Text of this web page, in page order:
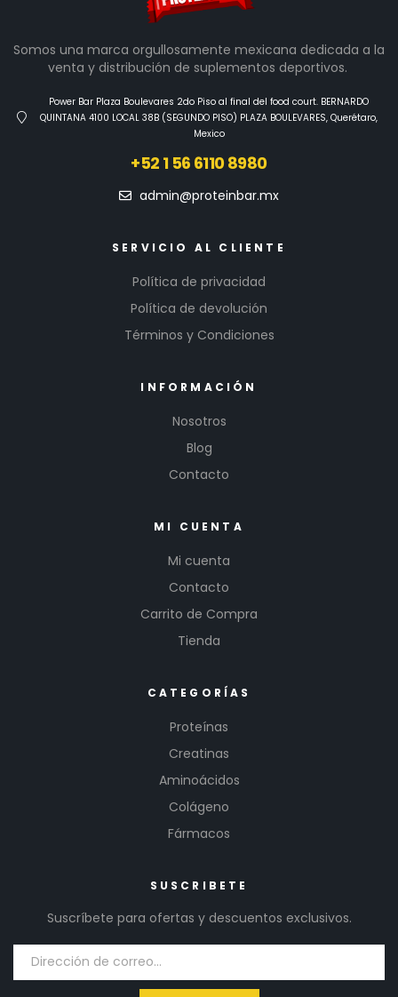
Somos una marca orgullosamente mexicana dedicada a la
venta y distribución de suplementos deportivos.
Power Bar Plaza Boulevares 2do Piso al final del food court. BERNARDO
QUINTANA 4100 LOCAL 38B (SEGUNDO PISO) PLAZA BOULEVARES, Querétaro,
Mexico
+52 1 56 6110 8980
admin@proteinbar.mx
SERVICIO AL CLIENTE
Política de privacidad
Política de devolución
Términos y Condiciones
INFORMACIÓN
Nosotros
Blog
Contacto
MI CUENTA
Mi cuenta
Contacto
Carrito de Compra
Tienda
CATEGORÍAS
Proteínas
Creatinas
Aminoácidos
Colágeno
Fármacos
SUSCRIBETE
Suscríbete para ofertas y descuentos exclusivos.